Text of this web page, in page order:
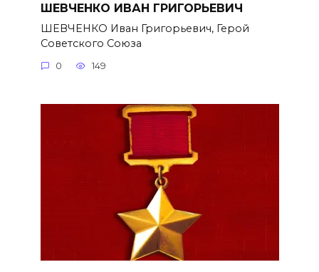
ШЕВЧЕНКО ИВАН ГРИГОРЬЕВИЧ
ШЕВЧЕНКО Иван Григорьевич, Герой
Советского Союза
0 149